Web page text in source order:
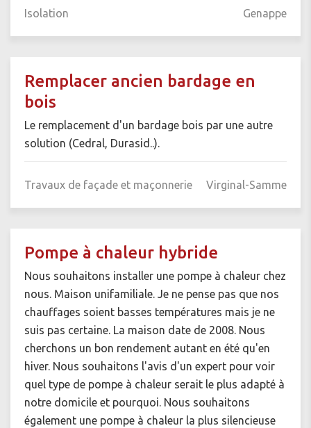
Isolation Genappe
Remplacer ancien bardage en
bois
Le remplacement d'un bardage bois par une autre
solution (Cedral, Durasid..).
Travaux de façade et maçonnerie Virginal-Samme
Pompe à chaleur hybride
Nous souhaitons installer une pompe à chaleur chez
nous. Maison unifamiliale. Je ne pense pas que nos
chauffages soient basses températures mais je ne
suis pas certaine. La maison date de 2008. Nous
cherchons un bon rendement autant en été qu'en
hiver. Nous souhaitons l'avis d'un expert pour voir
quel type de pompe à chaleur serait le plus adapté à
notre domicile et pourquoi. Nous souhaitons
également une pompe à chaleur la plus silencieuse